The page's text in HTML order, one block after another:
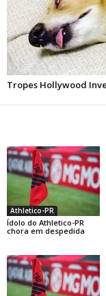
Athletico-PR
Ídolo do Athletico-PR
chora em despedida